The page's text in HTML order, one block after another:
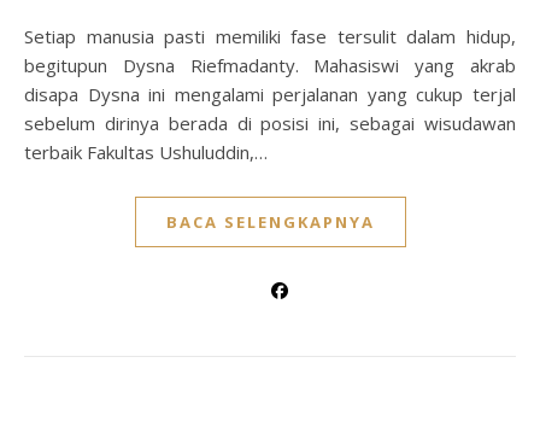
Setiap manusia pasti memiliki fase tersulit dalam hidup,
begitupun Dysna Riefmadanty. Mahasiswi yang akrab
disapa Dysna ini mengalami perjalanan yang cukup terjal
sebelum dirinya berada di posisi ini, sebagai wisudawan
terbaik Fakultas Ushuluddin,…
BACA SELENGKAPNYA